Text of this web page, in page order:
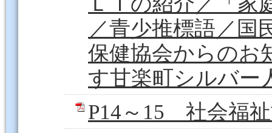
／青少推標語／国
保健協会からのお
す甘楽町シルバー
P14～15 社会福